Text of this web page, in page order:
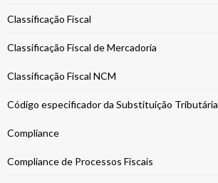
Classificação Fiscal
Classificação Fiscal de Mercadoria
Classificação Fiscal NCM
Código especificador da Substituição Tributária
Compliance
Compliance de Processos Fiscais